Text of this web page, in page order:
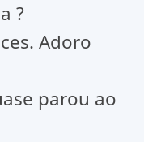
?
Adoro
parou ao